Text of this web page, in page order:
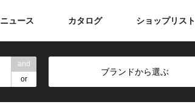
ニュース カタログ ショップリスト
and
or
ブランドから選ぶ